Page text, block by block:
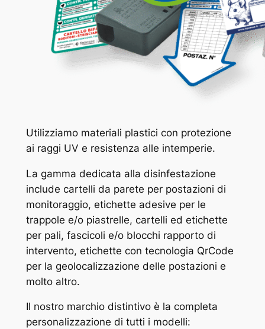
Utilizziamo materiali plastici con protezione
ai raggi UV e resistenza alle intemperie.
La gamma dedicata alla disinfestazione
include cartelli da parete per postazioni di
monitoraggio, etichette adesive per le
trappole e/o piastrelle, cartelli ed etichette
per pali, fascicoli e/o blocchi rapporto di
intervento, etichette con tecnologia QrCode
per la geolocalizzazione delle postazioni e
molto altro.
Il nostro marchio distintivo è la completa
personalizzazione di tutti i modelli: